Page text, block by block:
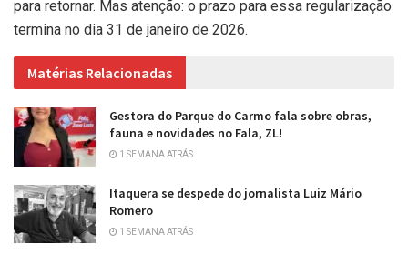
para retornar. Mas atenção: o prazo para essa regularização
termina no dia 31 de janeiro de 2026.
Matérias Relacionadas
Gestora do Parque do Carmo fala sobre obras,
fauna e novidades no Fala, ZL!
1 SEMANA ATRÁS
Itaquera se despede do jornalista Luiz Mário
Romero
1 SEMANA ATRÁS